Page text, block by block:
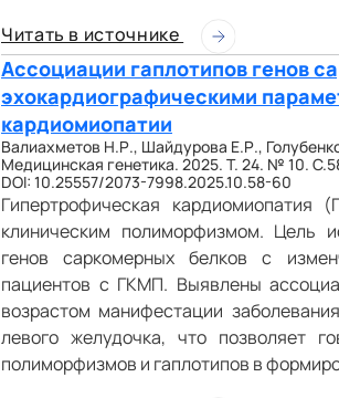
Читать в источнике
Ассоциации гаплотипов генов
эхокардиографическими
кардиомиопатии
Валиахметов Н.Р., Шайдурова Е.Р.,
Медицинская генетика. 2025. Т. 24. № 10.
DOI: 10.25557/2073-7998.2025.10.58-60
Гипертрофическая
клиническим полиморфизмом. Цель
генов саркомерных белков с
пациентов с ГКМП. Выявлены
возрастом манифестации
левого желудочка, что позволяет
полиморфизмов и гаплотипов в